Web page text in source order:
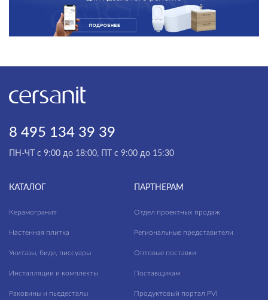
8 495 134 39 39
ПН-ЧТ с 9:00 до 18:00, ПТ с 9:00 до 15:30
КАТАЛОГ
Керамогранит
Настенная плитка
Унитазы, биде, писсуары
Инсталляции и комплекты
Раковины и пьедесталы
ПАРТНЕРАМ
Отдел проектных продаж
Региональные представители
Оптовые поставки
Поставщикам
Продуктовый портал PVI